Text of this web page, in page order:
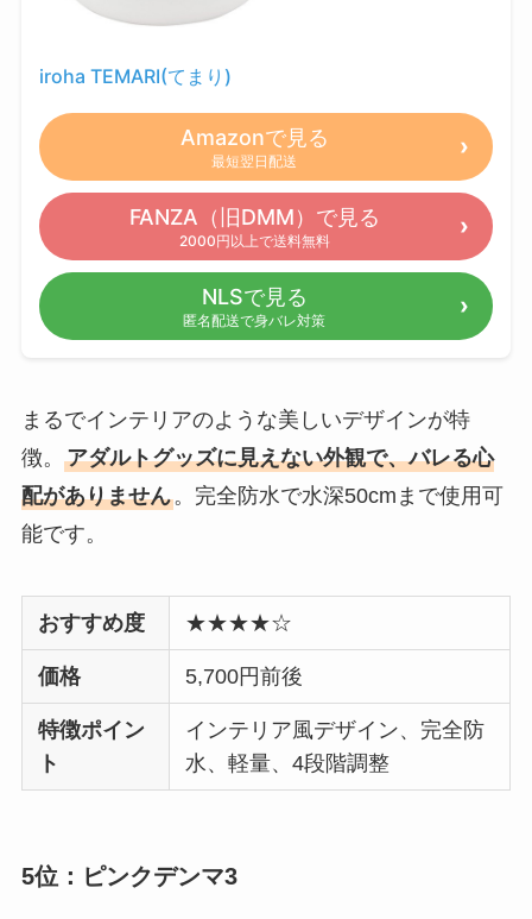
iroha TEMARI(てまり)
Amazonで見る
最短翌日配送
FANZA（旧DMM）で見る
2000円以上で送料無料
NLSで見る
匿名配送で身バレ対策
まるでインテリアのような美しいデザインが特
徴。 アダルトグッズに見えない外観で、バレる心
配がありません。完全防水で水深50cmまで使用可
能です。
おすすめ度 ★★★★☆
価格 5,700円前後
特徴ポイン
ト
インテリア風デザイン、完全防
水、軽量、4段階調整
5位：ピンクデンマ3